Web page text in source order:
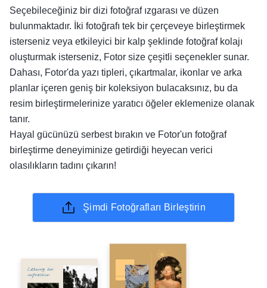
Seçebileceğiniz bir dizi fotoğraf ızgarası ve düzen
bulunmaktadır. İki fotoğrafı tek bir çerçeveye birleştirmek
isterseniz veya etkileyici bir kalp şeklinde fotoğraf kolajı
oluşturmak isterseniz, Fotor size çeşitli seçenekler sunar.
Dahası, Fotor'da yazı tipleri, çıkartmalar, ikonlar ve arka
planlar içeren geniş bir koleksiyon bulacaksınız, bu da
resim birleştirmelerinize yaratıcı öğeler eklemenize olanak
tanır.
Hayal gücünüzü serbest bırakın ve Fotor'un fotoğraf
birleştirme deneyiminize getirdiği heyecan verici
olasılıkların tadını çıkarın!
Şimdi Fotoğrafları Birleştirin